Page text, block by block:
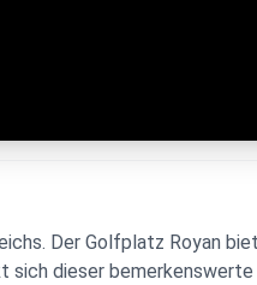
Der Golfplatz Royan
sich dieser